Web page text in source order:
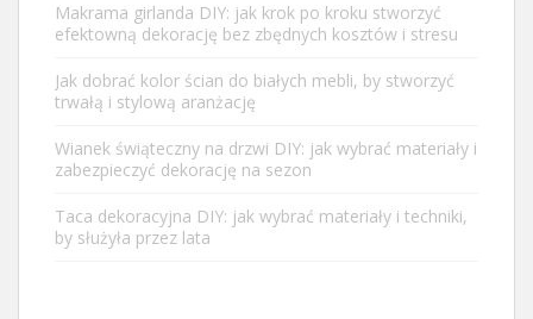
Makrama girlanda DIY: jak krok po kroku stworzyć
efektowną dekorację bez zbędnych kosztów i stresu
Jak dobrać kolor ścian do białych mebli, by stworzyć
trwałą i stylową aranżację
Wianek świąteczny na drzwi DIY: jak wybrać materiały i
zabezpieczyć dekorację na sezon
Taca dekoracyjna DIY: jak wybrać materiały i techniki,
by służyła przez lata